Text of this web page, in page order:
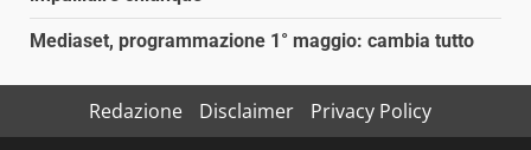
Mediaset, programmazione 1° maggio: cambia tutto
Redazione Disclaimer Privacy Policy